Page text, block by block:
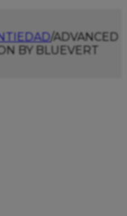
/ADVANCED
BY BLUEVERT